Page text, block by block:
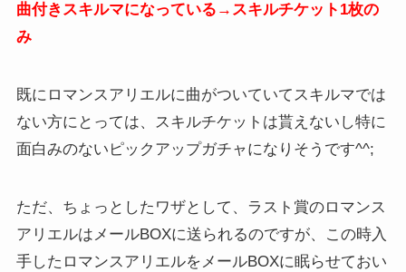
曲付きスキルマになっている→スキルチケット1枚の
み
既にロマンスアリエルに曲がついていてスキルマでは
ない方にとっては、スキルチケットは貰えないし特に
面白みのないピックアップガチャになりそうです^^;
ただ、ちょっとしたワザとして、ラスト賞のロマンス
アリエルはメールBOXに送られるのですが、この時入
手したロマンスアリエルをメールBOXに眠らせておい